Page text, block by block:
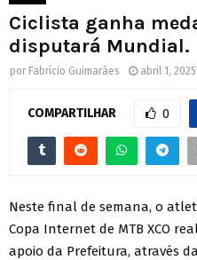
Ciclista ganha
disputará Mundial.
por Fabrício Guimarães abril 1, 2025
COMPARTILHAR 0
Neste final de semana, o
Copa Internet de MTB XCO
apoio da Prefeitura, através